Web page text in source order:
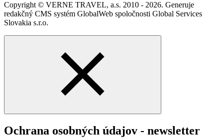
Copyright © VERNE TRAVEL, a.s. 2010 - 2026. Generuje
redakčný CMS systém GlobalWeb spoločnosti Global Services
Slovakia s.r.o.
Ochrana osobných údajov - newsletter